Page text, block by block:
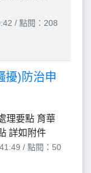
/ 點閱：208
擾)防治申
理要點 育華
詳如附件
/ 點閱：50